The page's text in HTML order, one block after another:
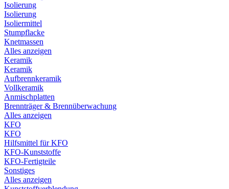
Isolierung
Isolierung
Isoliermittel
Stumpflacke
Knetmassen
Alles anzeigen
Keramik
Keramik
Aufbrennkeramik
Vollkeramik
Anmischplatten
Brennträger & Brennüberwachung
Alles anzeigen
KFO
KFO
Hilfsmittel für KFO
KFO-Kunststoffe
KFO-Fertigteile
Sonstiges
Alles anzeigen